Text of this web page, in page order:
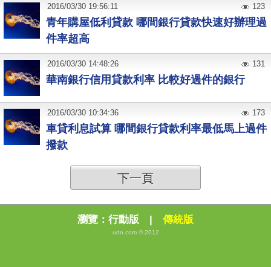
青年購屋低利貸款 哪間銀行貸款快速好辦理過
件率超高
2016/03/30 19:56:11 123
華南銀行信用貸款利率 比較好過件的銀行
2016/03/30 14:48:26 131
車貸利息試算 哪間銀行貸款利率最低馬上過件
撥款
2016/03/30 10:34:36 173
下一頁
瀏覽： 行動版 | 傳統版
udn.com © 2012